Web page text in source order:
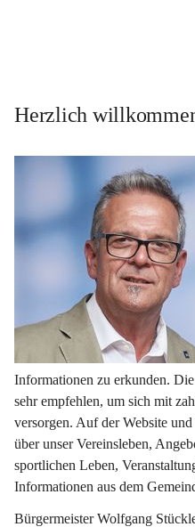
Herzlich
Informationen zu erkunden.
sehr empfehlen, um sich mit
versorgen. Auf der Website
über unser Vereinsleben,
sportlichen Leben,
Informationen aus dem
Bürgermeister Wolfgang